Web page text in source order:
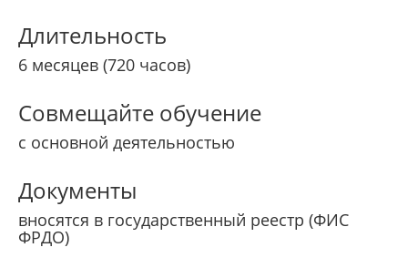
Длительность
6 месяцев (720 часов)
Совмещайте обучение
с основной деятельностью
Документы
вносятся в государственный реестр (ФИС
ФРДО)